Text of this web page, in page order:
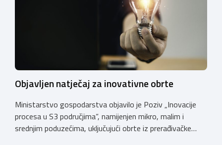
Objavljen natječaj za inovativne obrte
Ministarstvo gospodarstva objavilo je Poziv „Inovacije
procesa u S3 područjima“, namijenjen mikro, malim i
srednjim poduzećima, uključujući obrte iz prerađivačke